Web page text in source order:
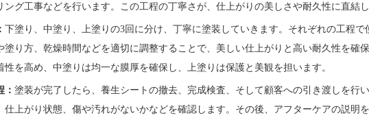
ング工事などを行います。この工程の丁寧さが、仕上がりの美しさや耐久性に直結し
下塗り、中塗り、上塗りの3回に分け、丁寧に塗装していきます。それぞれの工程で
塗り方、乾燥時間などを適切に調整することで、美しい仕上がりと高い耐久性を確
性を高め、中塗りは均一な膜厚を確保し、上塗りは保護と美観を担います。
： 塗装が完了したら、養生シートの撤去、完成検査、そして顧客への引き渡しを行
仕上がり状態、傷や汚れがないかなどを確認します。その後、アフターケアの説明